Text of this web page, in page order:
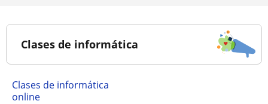
Clases de informática
Clases de informática
online